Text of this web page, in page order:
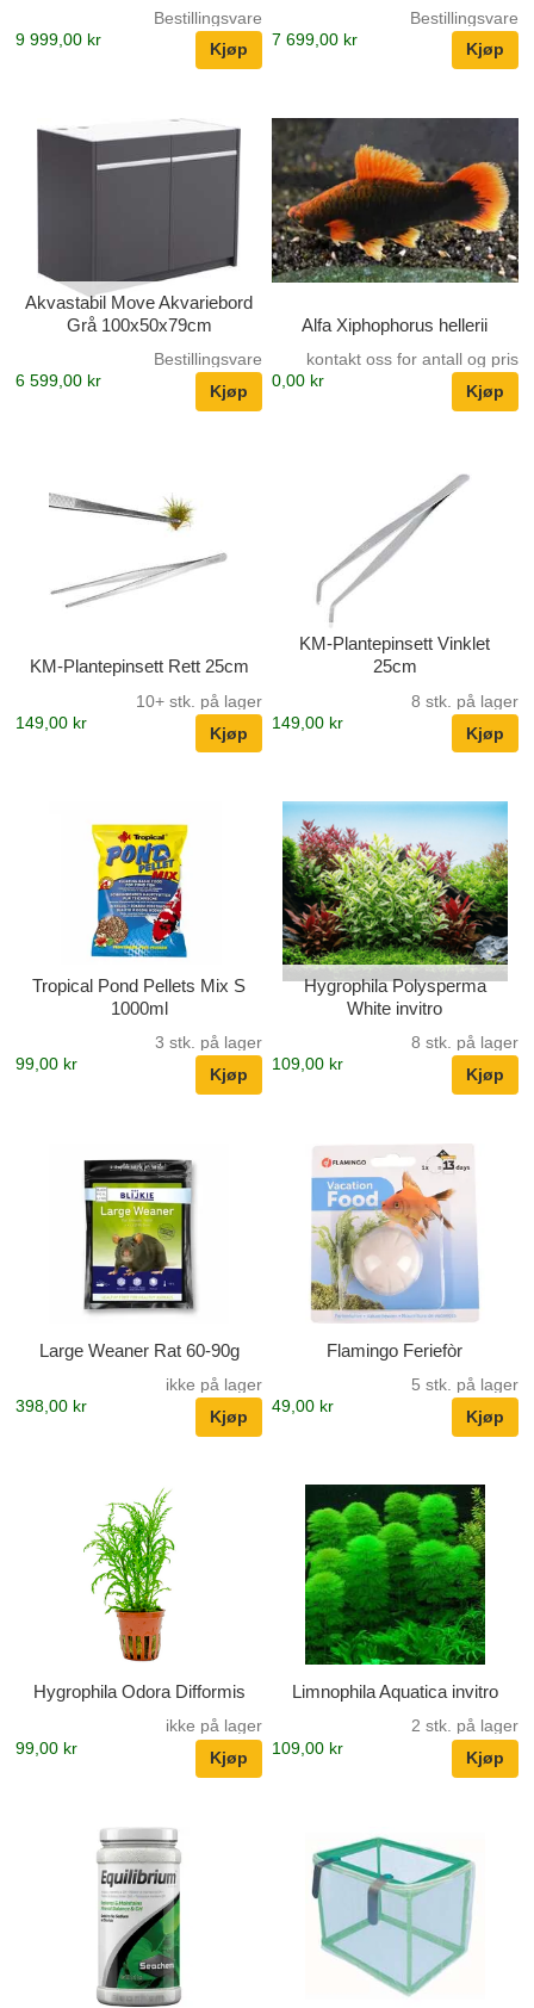
Bestillingsvare
9 999,00 kr
Bestillingsvare
7 699,00 kr
Akvastabil Move Akvariebord
Grå 100x50x79cm
Bestillingsvare
6 599,00 kr
Alfa Xiphophorus hellerii
kontakt oss for antall og pris
0,00 kr
KM-Plantepinsett Rett 25cm
10+ stk. på lager
149,00 kr
KM-Plantepinsett Vinklet
25cm
8 stk. på lager
149,00 kr
Tropical Pond Pellets Mix S
1000ml
3 stk. på lager
99,00 kr
Hygrophila Polysperma
White invitro
8 stk. på lager
109,00 kr
Large Weaner Rat 60-90g
ikke på lager
398,00 kr
Flamingo Feriefòr
5 stk. på lager
49,00 kr
Hygrophila Odora Difformis
ikke på lager
99,00 kr
Limnophila Aquatica invitro
2 stk. på lager
109,00 kr